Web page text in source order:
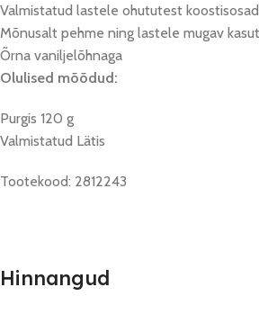
Valmistatud lastele ohututest
Mõnusalt pehme ning lastele mugav
Õrna vaniljelõhnaga
Olulised mõõdud:
Purgis 120 g
Valmistatud Lätis
Tootekood: 2812243
Hinnangud